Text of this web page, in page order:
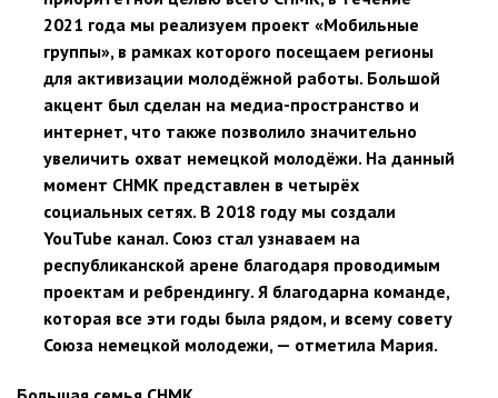
2021 года мы реализуем проект «Мобильные
группы», в рамках которого посещаем регионы
для активизации молодёжной работы. Большой
акцент был сделан на медиа-пространство и
интернет, что также позволило значительно
увеличить охват немецкой молодёжи. На данный
момент СНМК представлен в четырёх
социальных сетях. В 2018 году мы создали
YouTube канал. Союз стал узнаваем на
республиканской арене благодаря проводимым
проектам и ребрендингу. Я благодарна команде,
которая все эти годы была рядом, и всему совету
Союза немецкой молодежи, — отметила Мария.